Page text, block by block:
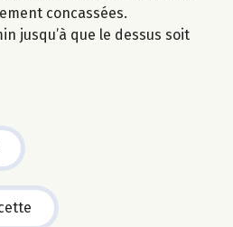
concassées.
jusqu’à que le dessus soit